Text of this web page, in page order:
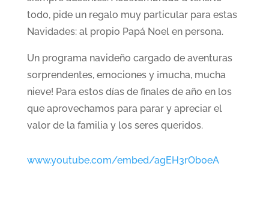
todo, pide un regalo muy particular para estas
Navidades: al propio Papá Noel en persona.
Un programa navideño cargado de aventuras
sorprendentes, emociones y ¡mucha, mucha
nieve! Para estos días de finales de año en los
que aprovechamos para parar y apreciar el
valor de la familia y los seres queridos.
www.youtube.com/embed/agEH3rOb0eA